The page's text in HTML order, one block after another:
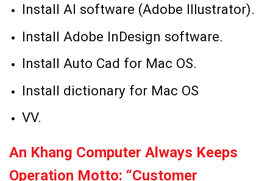
Install AI software (Adobe Illustrator).
Install Adobe InDesign software.
Install Auto Cad for Mac OS.
Install dictionary for Mac OS
VV.
An Khang Computer Always Keeps
Operation Motto: “Customer